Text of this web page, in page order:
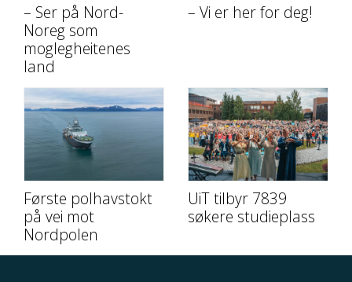
– Ser på Nord-
Noreg som
moglegheitenes
land
– Vi er her for deg!
Første polhavstokt
på vei mot
Nordpolen
UiT tilbyr 7839
søkere studieplass